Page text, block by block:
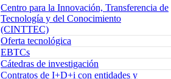
Centro para la Innovación, Transferencia de
Tecnología y del Conocimiento
(CINTTEC)
Oferta tecnológica
EBTCs
Cátedras de investigación
Contratos de I+D+i con entidades y